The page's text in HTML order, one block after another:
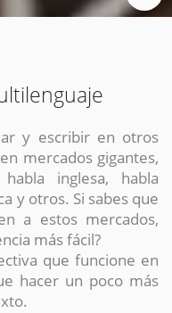
y escribir en otros
mercados gigantes,
inglesa, habla
y otros. Si sabes que
a estos mercados,
más fácil?
que funcione en
hacer un poco más